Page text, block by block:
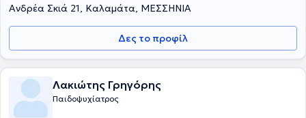
Ανδρέα Σκιά 21, Καλαμάτα, ΜΕΣΣΗΝΙΑ
Δες το προφίλ
Λακιώτης Γρηγόρης
Παιδοψυχίατρος